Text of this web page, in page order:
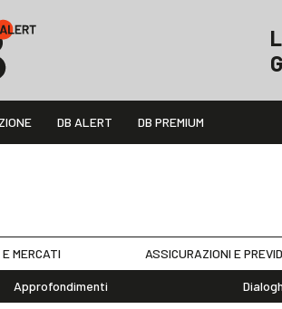
DB ALERT DB PREMIUM
MERCATI ASSICURAZIONI E
Approfondimenti